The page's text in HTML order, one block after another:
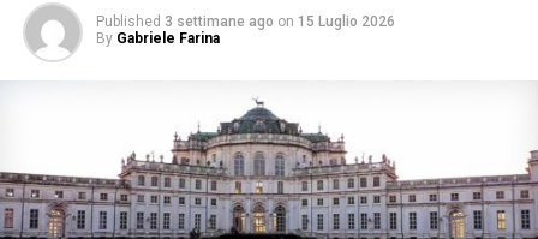
Published 3 settimane ago on 15 Luglio 2026
By Gabriele Farina